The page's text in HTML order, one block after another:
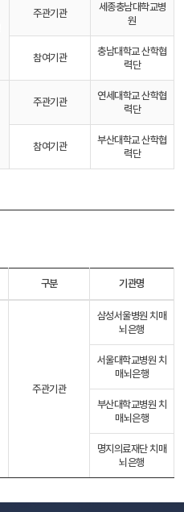
주관기관
세종충남대학교병
원
참여기관
충남대학교 산학협
력단
주관기관
연세대학교 산학협
력단
참여기관
부산대학교 산학협
력단
구분 기관명
주관기관
삼성서울병원 치매
뇌은행
서울대학교병원 치
매뇌은행
부산대학교병원 치
매뇌은행
명지의료재단 치매
뇌은행